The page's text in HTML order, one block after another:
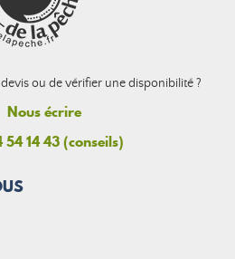
ou de vérifier une disponibilité ?
Nous écrire
54 14 43 (conseils)